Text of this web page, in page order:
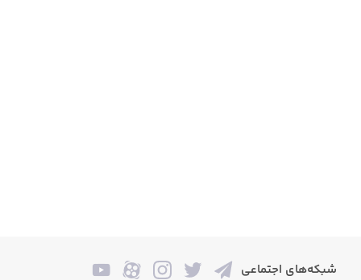
شبکه‌های اجتماعی